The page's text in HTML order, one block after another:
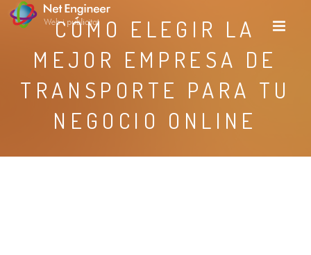
CÓMO ELEGIR LA
MEJOR EMPRESA DE
TRANSPORTE PARA TU
NEGOCIO ONLINE